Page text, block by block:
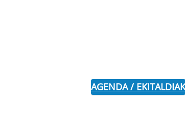
AGENDA / EKITALDIAK